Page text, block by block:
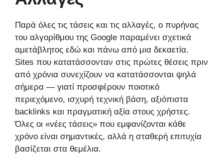
Παρά όλες τις τάσεις και τις αλλαγές, ο πυρήνας
του αλγορίθμου της Google παραμένει σχετικά
αμετάβλητος εδώ και πάνω από μια δεκαετία.
Sites που κατατάσσονταν στις πρώτες θέσεις πριν
από χρόνια συνεχίζουν να κατατάσσονται ψηλά
σήμερα — γιατί προσφέρουν ποιοτικό
περιεχόμενο, ισχυρή τεχνική βάση, αξιόπιστα
backlinks και πραγματική αξία στους χρήστες.
Όλες οι «νέες τάσεις» που εμφανίζονται κάθε
χρόνο είναι σημαντικές, αλλά η σταθερή επιτυχία
βασίζεται στα θεμέλια.